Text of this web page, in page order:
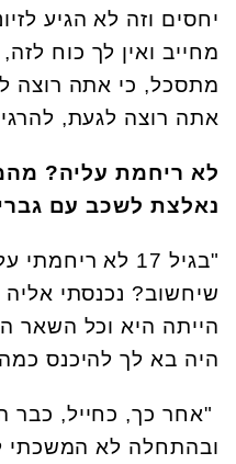
יחסים וזה לא הגיע
מחייב ואין לך כוח
מתסכל, כי אתה רוצה
אתה רוצה לגעת,
לא ריחמת עליה?
נאלצת לשכב עם
שיחשוב? נכנסתי אליה
הייתה היא וכל השאר
היה בא לך להיכנס
"אחר כך, כחייל, כבר
ובהתחלה לא המשכתי